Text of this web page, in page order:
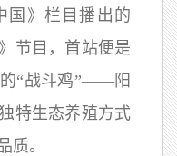
国》栏目播出的
节目，首站便是
“战斗鸡”——阳
特生态养殖方式
质。